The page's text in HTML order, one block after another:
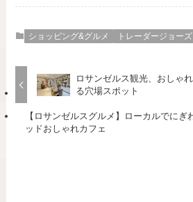
ショッピング&グルメ トレーダージョーズ
ロサンゼルス観光、おしゃ
る穴場スポット
【ロサンゼルスグルメ】ローカルでにぎ
ッドおしゃれカフェ